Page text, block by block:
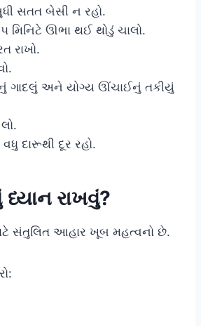
સતત બેસી ન રહો.
મિનિટે ઊભા થઈ થોડું ચાલો.
રાખો.
ગાદલું અને યોગ્ય ઊંચાઈનું તકીયું
દારૂથી દૂર રહો.
રાખવું?
સંતુલિત આહાર ખૂબ મહત્વનો છે.